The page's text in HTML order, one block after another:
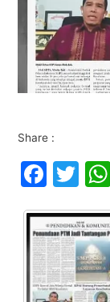
Share :
F
c
e
b
T
itt
er